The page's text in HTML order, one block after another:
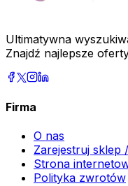
Ultimatywna
Znajdź najlepsze
Firma
O nas
Zarejestruj sklep
Strona
Polityka zwrotów